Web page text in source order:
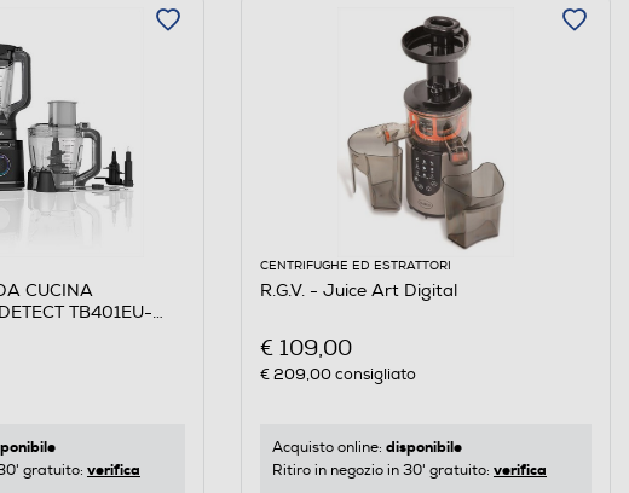
CUCINA
TB401EU-
gratuito: verifica
CENTRIFUGHE ED ESTRATTORI
R.G.V. - Juice Art Digital
€ 109,00
€ 209,00consigliato
Acquisto online: disponibile
Ritiro in negozio in 30' gratuito: verifica